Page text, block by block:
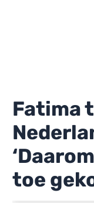
Fatima
toe